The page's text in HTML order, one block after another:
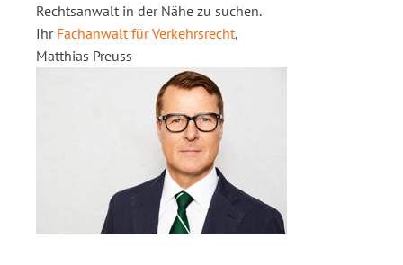
Rechtsanwalt in der Nähe zu suchen.
Ihr Fachanwalt für Verkehrsrecht,
Matthias Preuss